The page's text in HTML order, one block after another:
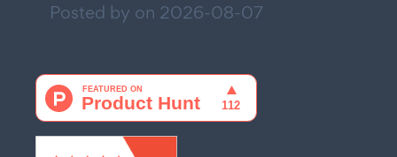
Posted by on 2026-08-07